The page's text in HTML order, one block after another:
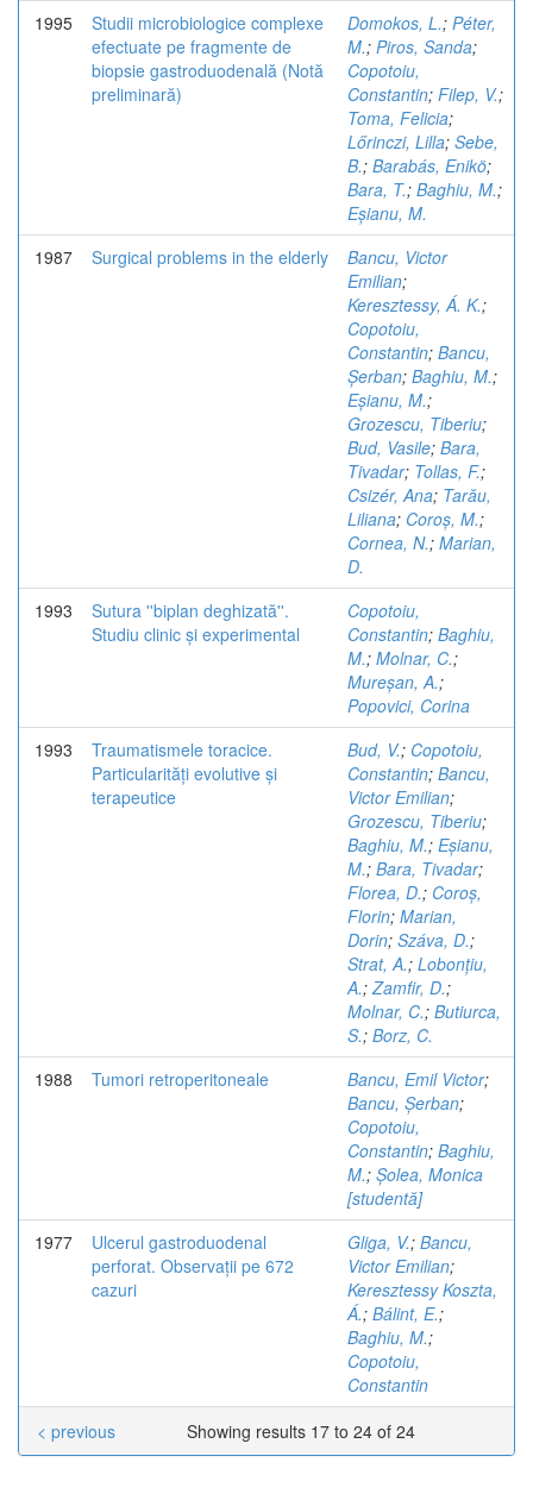
1995
Studii microbiologice complexe
efectuate pe fragmente de
biopsie gastroduodenală (Notă
preliminară)
Domokos, L.; Péter,
M.; Piros, Sanda;
Copotoiu,
Constantin; Filep, V.;
Toma, Felicia;
Lőrinczi, Lilla; Sebe,
B.; Barabás, Enikö;
Bara, T.; Baghiu, M.;
Eșianu, M.
1987
Surgical problems in the elderly
Bancu, Victor
Emilian;
Keresztessy, Á. K.;
Copotoiu,
Constantin; Bancu,
Șerban; Baghiu, M.;
Eșianu, M.;
Grozescu, Tiberiu;
Bud, Vasile; Bara,
Tivadar; Tollas, F.;
Csizér, Ana; Tarău,
Liliana; Coroș, M.;
Cornea, N.; Marian,
D.
1993
Sutura ''biplan deghizată''.
Studiu clinic și experimental
Copotoiu,
Constantin; Baghiu,
M.; Molnar, C.;
Mureșan, A.;
Popovici, Corina
1993
Traumatismele toracice.
Particularități evolutive și
terapeutice
Bud, V.; Copotoiu,
Constantin; Bancu,
Victor Emilian;
Grozescu, Tiberiu;
Baghiu, M.; Eșianu,
M.; Bara, Tivadar;
Florea, D.; Coroș,
Florin; Marian,
Dorin; Száva, D.;
Strat, A.; Lobonțiu,
A.;Zamfir, D.;
Molnar, C.; Butiurca,
S.; Borz, C.
1988
Tumori retroperitoneale Bancu, Emil Victor;
Bancu, Șerban;
Copotoiu,
Constantin; Baghiu,
M.; Șolea, Monica
[studentă]
1977
Ulcerul gastroduodenal
perforat. Observații pe 672
cazuri
Gliga, V.; Bancu,
Victor Emilian;
Keresztessy Koszta,
Á.; Bálint, E.;
Baghiu, M.;
Copotoiu,
Constantin
Showing results 17 to 24 of 24
< previous